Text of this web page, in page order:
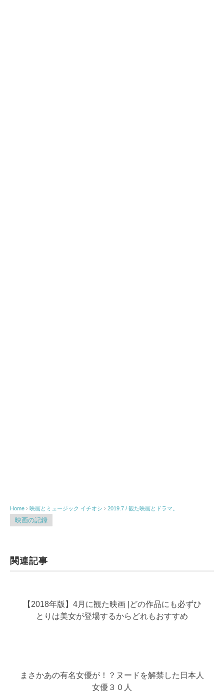
Home › 映画とミュージック イチオシ › 2019.7 / 観た映画とドラマ。
映画の記録
関連記事
【2018年版】4月に観た映画 |どの作品にも必ずひ
とりは美女が登場するからどれもおすすめ
まさかあの有名女優が！？ヌードを解禁した日本人
女優３０人